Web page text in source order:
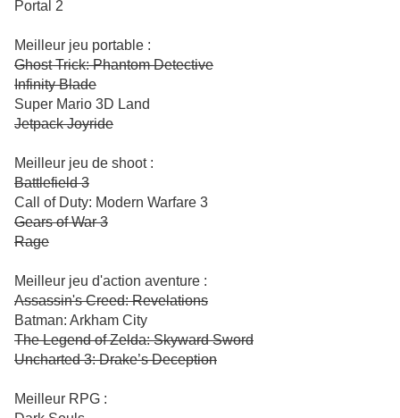
Portal 2
Meilleur jeu portable :
Ghost Trick: Phantom Detective
Infinity Blade
Super Mario 3D Land
Jetpack Joyride
Meilleur jeu de shoot :
Battlefield 3
Call of Duty: Modern Warfare 3
Gears of War 3
Rage
Meilleur jeu d'action aventure :
Assassin's Creed: Revelations
Batman: Arkham City
The Legend of Zelda: Skyward Sword
Uncharted 3: Drake’s Deception
Meilleur RPG :